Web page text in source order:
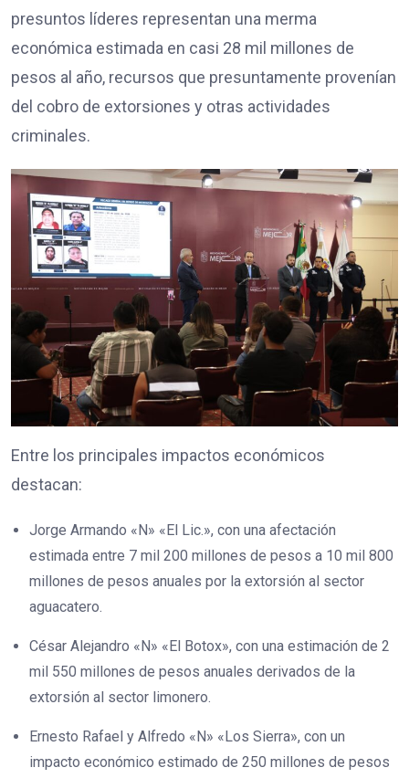
presuntos líderes representan una merma
económica estimada en casi 28 mil millones de
pesos al año, recursos que presuntamente provenían
del cobro de extorsiones y otras actividades
criminales.
Entre los principales impactos económicos
destacan:
Jorge Armando «N» «El Lic.», con una afectación
estimada entre 7 mil 200 millones de pesos a 10 mil 800
millones de pesos anuales por la extorsión al sector
aguacatero.
César Alejandro «N» «El Botox», con una estimación de 2
mil 550 millones de pesos anuales derivados de la
extorsión al sector limonero.
Ernesto Rafael y Alfredo «N» «Los Sierra», con un
impacto económico estimado de 250 millones de pesos